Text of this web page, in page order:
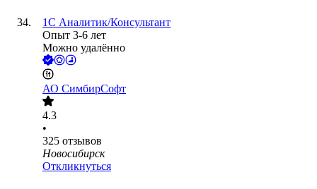
1С Аналитик/Консультант
Опыт 3-6 лет
Можно удалённо
АО СимбирСофт
4.3
•
325 отзывов
Новосибирск
Откликнуться